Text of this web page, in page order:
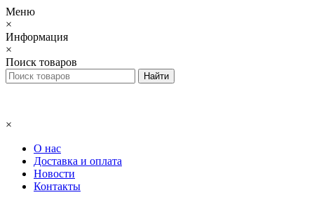
Меню
×
Информация
×
Поиск товаров
×
О нас
Доставка и оплата
Новости
Контакты